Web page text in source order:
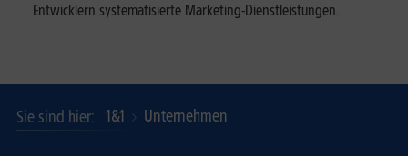
Entwicklern systematisierte Marketing-Dienstleistungen.
Sie sind hier 1&1 Unternehmen